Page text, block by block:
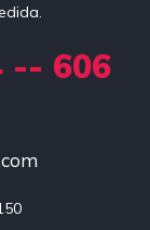
-- 606